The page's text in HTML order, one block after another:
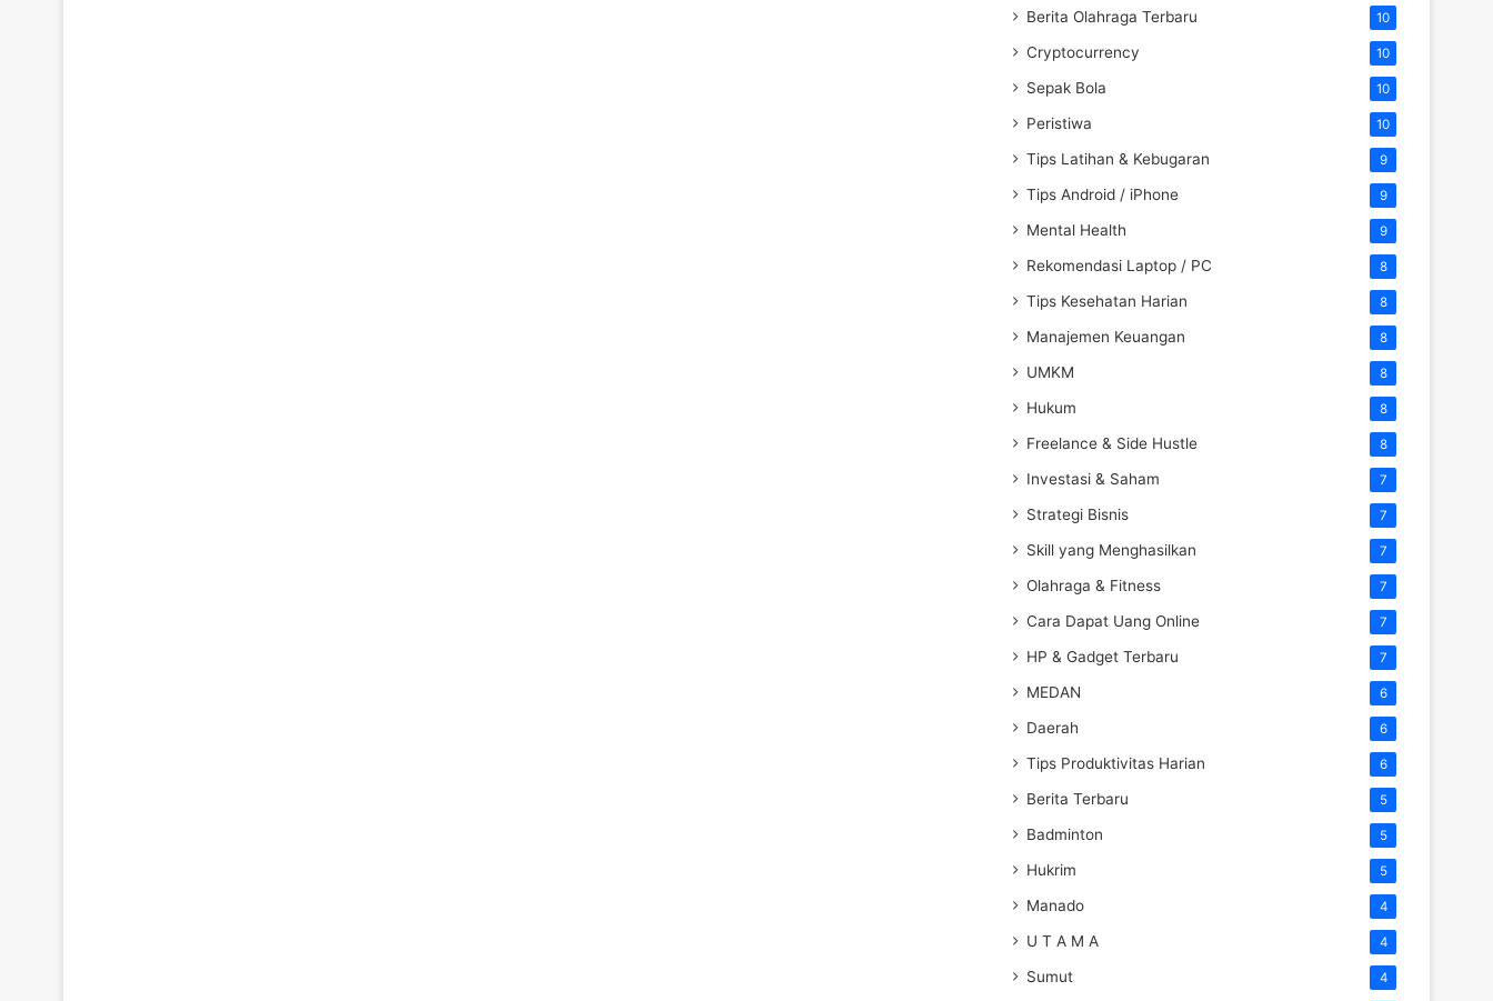
Berita Olahraga Terbaru 10
Cryptocurrency 10
Sepak Bola 10
Peristiwa 10
Tips Latihan & Kebugaran 9
Tips Android / iPhone 9
Mental Health 9
Rekomendasi Laptop / PC 8
Tips Kesehatan Harian 8
Manajemen Keuangan 8
UMKM 8
Hukum 8
Freelance & Side Hustle 8
Investasi & Saham 7
Strategi Bisnis 7
Skill yang Menghasilkan 7
Olahraga & Fitness 7
Cara Dapat Uang Online 7
HP & Gadget Terbaru 7
MEDAN 6
Daerah 6
Tips Produktivitas Harian 6
Berita Terbaru 5
Badminton 5
Hukrim 5
Manado 4
U T A M A 4
Sumut 4